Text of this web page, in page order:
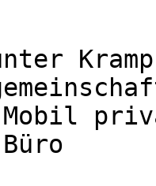
Kramp
Mobil